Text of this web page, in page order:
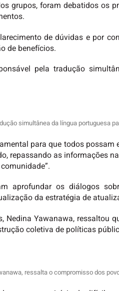
grupos, foram debatidos os
de dúvidas e por
de benefícios.
pela tradução
simultânea da língua portuguesa
para que todos
repassando as informações
aprofundar os diálogos
da estratégia de
Nedina Yawanawa,
coletiva de políticas
ressalta o compromisso dos